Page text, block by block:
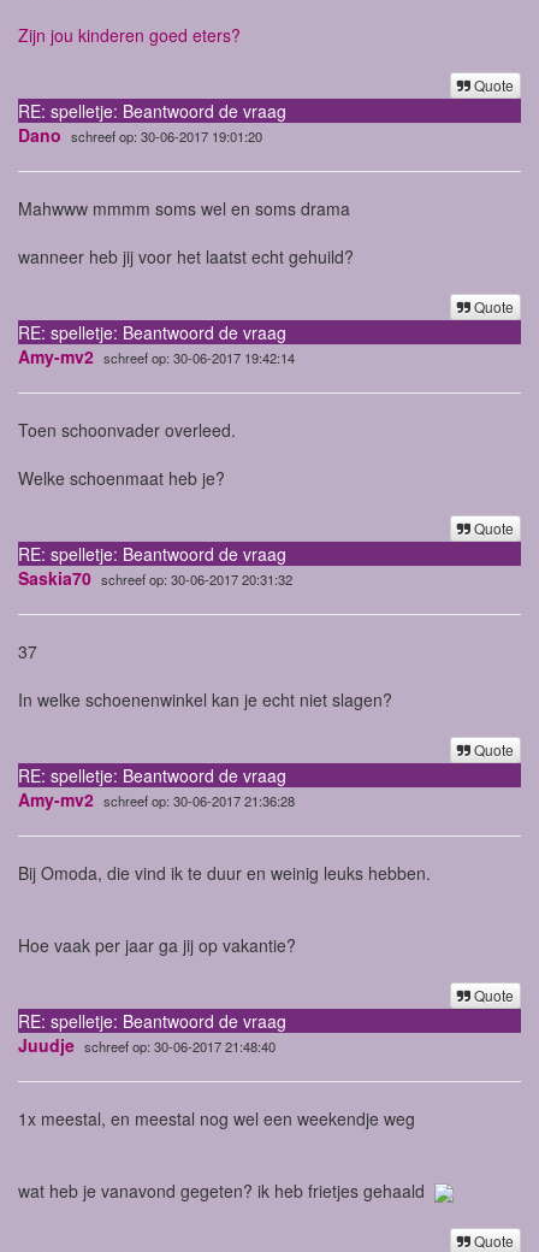
Zijn jou kinderen goed eters?
Quote
RE: spelletje: Beantwoord de vraag
Dano schreef op: 30-06-2017 19:01:20
Mahwww mmmm soms wel en soms drama
wanneer heb jij voor het laatst echt gehuild?
Quote
RE: spelletje: Beantwoord de vraag
Amy-mv2 schreef op: 30-06-2017 19:42:14
Toen schoonvader overleed.
Welke schoenmaat heb je?
Quote
RE: spelletje: Beantwoord de vraag
Saskia70 schreef op: 30-06-2017 20:31:32
37
In welke schoenenwinkel kan je echt niet slagen?
Quote
RE: spelletje: Beantwoord de vraag
Amy-mv2 schreef op: 30-06-2017 21:36:28
Bij Omoda, die vind ik te duur en weinig leuks hebben.
Hoe vaak per jaar ga jij op vakantie?
Quote
RE: spelletje: Beantwoord de vraag
Juudje schreef op: 30-06-2017 21:48:40
1x meestal, en meestal nog wel een weekendje weg
wat heb je vanavond gegeten? ik heb frietjes gehaald
Quote